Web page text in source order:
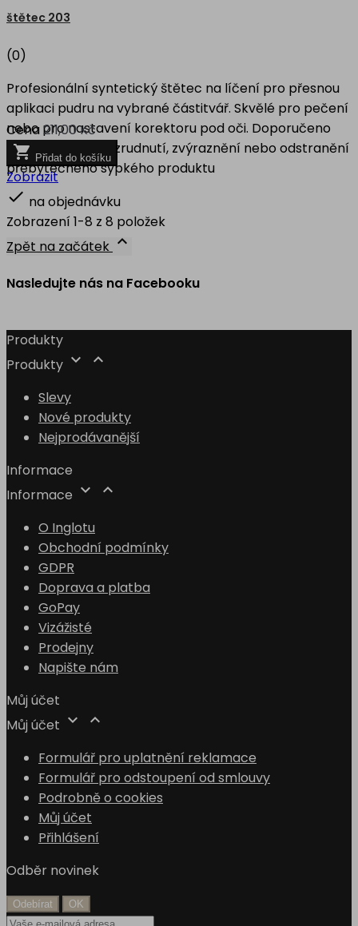
štětec 203
(0)
Profesionální syntetický štětec na líčení pro přesnou
aplikaci pudru na vybrané částitvář. Skvělé pro pečení
nebo pro nastavení korektoru pod oči. Doporučeno
pro konturování, zrudnutí, zvýraznění nebo odstranění
přebytečného sypkého produktu
Cena211,00 Kč
 Přidat do košíku
Zobrazit
 na objednávku
Zobrazení 1-8 z 8 položek
Zpět na začátek 
Nasledujte nás na Facebooku
Produkty
Produkty  
Slevy
Nové produkty
Nejprodávanější
Informace
Informace  
O Inglotu
Obchodní podmínky
GDPR
Doprava a platba
GoPay
Vizážisté
Prodejny
Napište nám
Můj účet
Můj účet  
Formulář pro uplatnění reklamace
Formulář pro odstoupení od smlouvy
Podrobně o cookies
Můj účet
Přihlášení
Odběr novinek